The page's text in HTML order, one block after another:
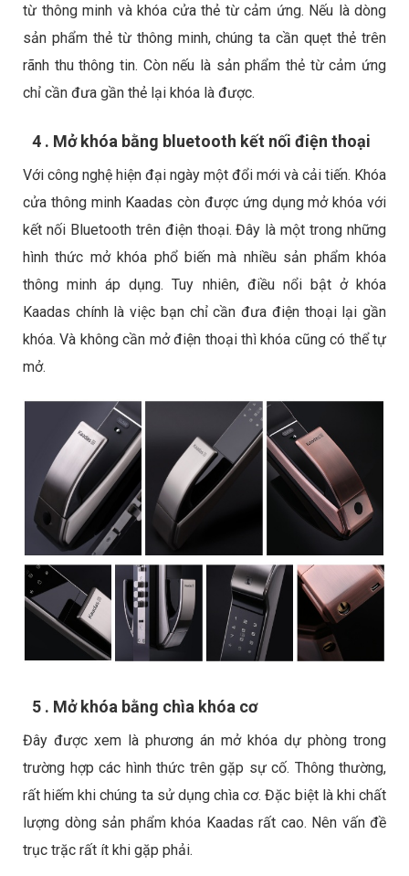
từ thông minh và khóa cửa thẻ từ cảm ứng. Nếu là dòng
sản phẩm thẻ từ thông minh, chúng ta cần quẹt thẻ trên
rãnh thu thông tin. Còn nếu là sản phẩm thẻ từ cảm ứng
chỉ cần đưa gần thẻ lại khóa là được.
4 . Mở khóa bằng bluetooth kết nối điện thoại
Với công nghệ hiện đại ngày một đổi mới và cải tiến. Khóa
cửa thông minh Kaadas còn được ứng dụng mở khóa với
kết nối Bluetooth trên điện thoại. Đây là một trong những
hình thức mở khóa phổ biến mà nhiều sản phẩm khóa
thông minh áp dụng. Tuy nhiên, điều nổi bật ở khóa
Kaadas chính là việc bạn chỉ cần đưa điện thoại lại gần
khóa. Và không cần mở điện thoại thì khóa cũng có thể tự
mở.
5 . Mở khóa bằng chìa khóa cơ
Đây được xem là phương án mở khóa dự phòng trong
trường hợp các hình thức trên gặp sự cố. Thông thường,
rất hiếm khi chúng ta sử dụng chìa cơ. Đặc biệt là khi chất
lượng dòng sản phẩm khóa Kaadas rất cao. Nên vấn đề
trục trặc rất ít khi gặp phải.